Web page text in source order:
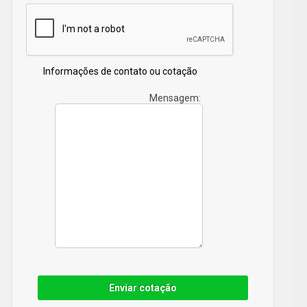
superar a expectativa de cada consumidor, a empresa
outros serviços, como Caixa De Som Jbl Boombox e
para mais informações.
Informações de contato ou cotação
Mensagem:
Enviar cotação